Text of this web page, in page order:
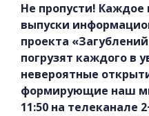
Не пропусти!
выпуски
проекта
погрузят каждого в
невероятные
формирующие наш
11:50 на телеканале